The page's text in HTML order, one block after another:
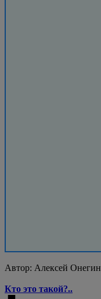
Автор: Алексей Онегин
Кто это такой?..